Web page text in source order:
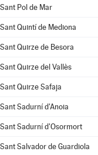
Sant Pol de Mar
Sant Quintí de Mediona
Sant Quirze de Besora
Sant Quirze del Vallès
Sant Quirze Safaja
Sant Sadurní d'Anoia
Sant Sadurní d'Osormort
Sant Salvador de Guardiola